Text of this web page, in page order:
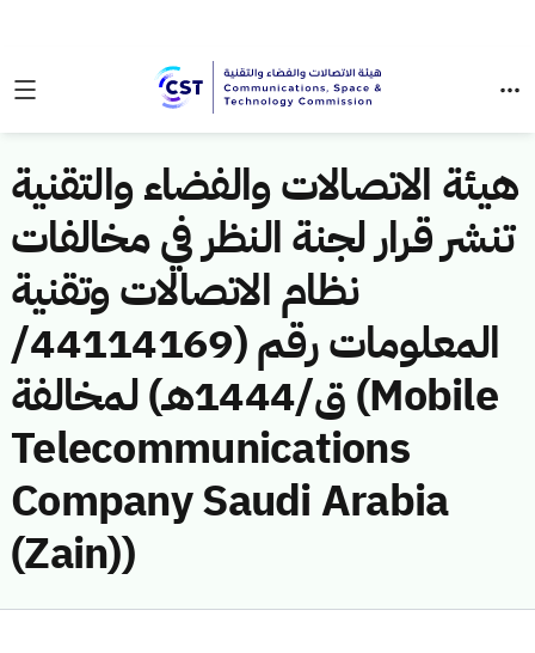
هيئة الاتصالات والفضاء والتقنية
تنشر قرار لجنة النظر في مخالفات
نظام الاتصالات وتقنية
المعلومات رقم (44114169/
ق/1444هـ) لمخالفة (Mobile
Telecommunications
Company Saudi Arabia
(Zain))